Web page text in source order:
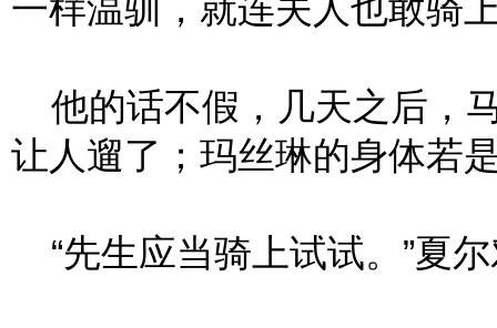
一样温驯，就连夫人也敢骑
他的话不假，几天之后，
让人遛了；玛丝琳的身体若
“先生应当骑上试试。”夏